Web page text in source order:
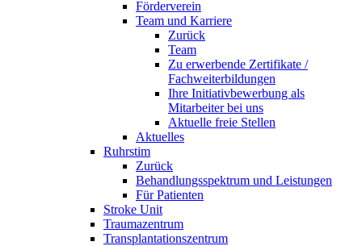
Förderverein
Team und Karriere
Zurück
Team
Zu erwerbende Zertifikate /
Fachweiterbildungen
Ihre Initiativbewerbung als
Mitarbeiter bei uns
Aktuelle freie Stellen
Aktuelles
Ruhrstim
Zurück
Behandlungsspektrum und Leistungen
Für Patienten
Stroke Unit
Traumazentrum
Transplantationszentrum